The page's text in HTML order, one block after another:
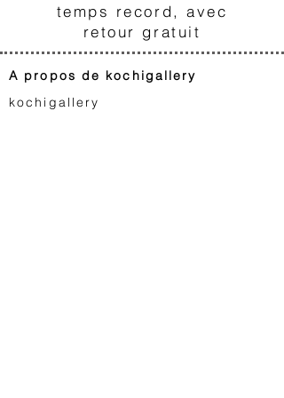
temps record, avec
retour gratuit
A propos de kochigallery
kochigallery